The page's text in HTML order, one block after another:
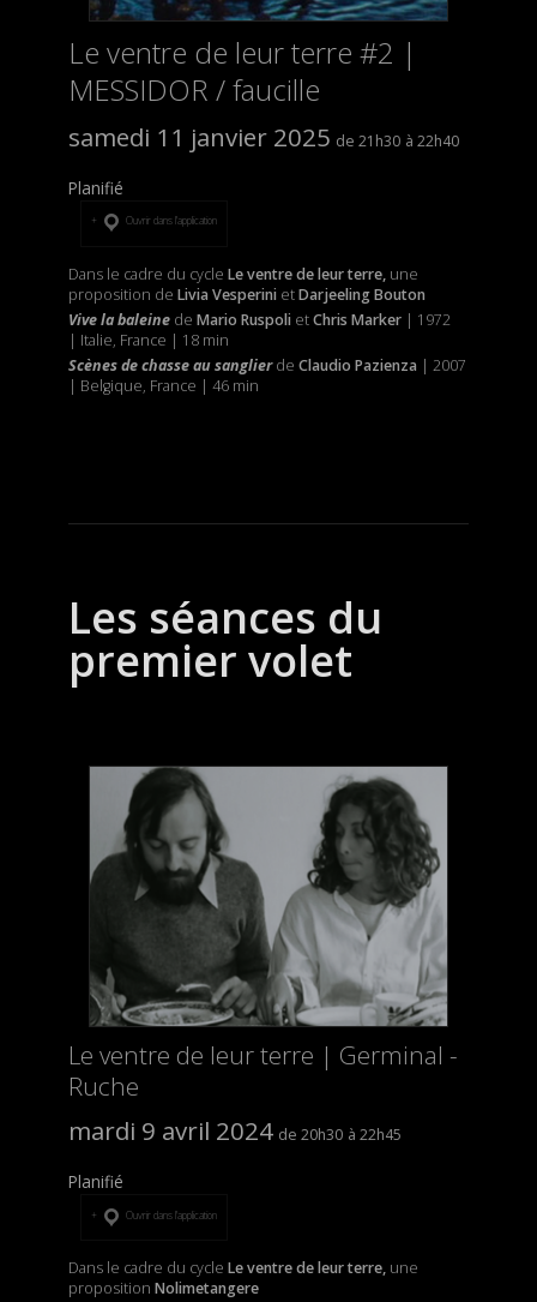
Le ventre de leur terre #2 |
MESSIDOR / faucille
samedi 11 janvier 2025 21h30 22h40
Planifié
Ouvrir dans l’application
Dans le cadre du cycle Le ventre de leur terre, une
proposition de Livia VesperinietDarjeeling Bouton
Vive la baleinede Mario Ruspoli etChris Marker| 1972
| Italie, France | 18 min
Scènes de chasse au sanglier de Claudio Pazienza | 2007
| Belgique, France | 46 min
Les séances du
premier volet
Le ventre de leur terre | Germinal -
Ruche
mardi 9 avril 2024
20h30 22h45
Planifié
Ouvrir dans l’application
Dans le cadre du cycle Le ventre de leur terre, une
proposition Nolimetangere